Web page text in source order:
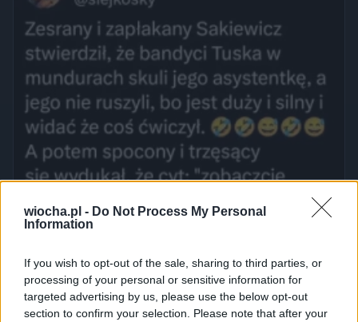
wiocha.pl - Do Not Process My Personal
Information
If you wish to opt-out of the sale, sharing to third parties, or
processing of your personal or sensitive information for
targeted advertising by us, please use the below opt-out
section to confirm your selection. Please note that after your